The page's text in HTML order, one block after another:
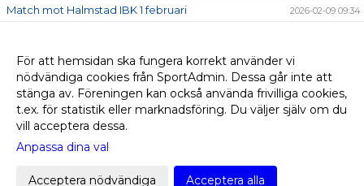
Match mot Halmstad IBK 1 februari 2026-02-09 09:34
Match mot Warberg IC Svenska cupen 26 augusti 2025-08-28 13:20
Match mot Genarp 20 augusti 2025-08-26 08:49
Match Höllviken sönd 12 januari 2025-01-15 13:30
inställningar
Webbversion
För att hemsidan ska fungera korrekt använder vi
nödvändiga cookies från SportAdmin. Dessa går inte att
stänga av. Föreningen kan också använda frivilliga cookies,
t.ex. för statistik eller marknadsföring. Du väljer själv om du
vill acceptera dessa.
Anpassa dina val
Acceptera nödvändiga Acceptera alla